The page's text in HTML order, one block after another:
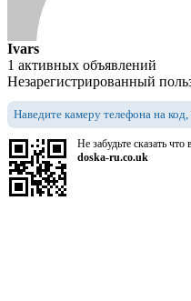
Ivars
1 активных объявлений
Незарегистрированный
Наведите камеру телефона на
Не забудьте сказать
doska-ru.co.uk